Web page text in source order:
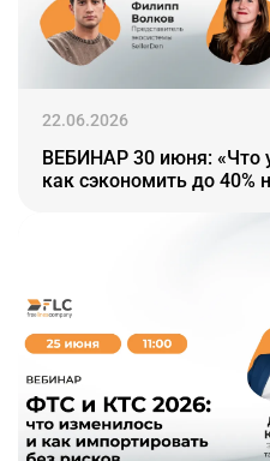
22.06.2026
ВЕБИНАР 30 июня: «Что
как сэкономить до 40%